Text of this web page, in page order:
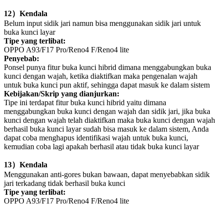
12） Kendala
Belum input sidik jari namun bisa menggunakan sidik jari untuk
buka kunci layar
Tipe yang terlibat:
OPPO A93/F17 Pro/Reno4 F/Reno4 lite
Penyebab:
Ponsel punya fitur buka kunci hibrid dimana menggabungkan buka
kunci dengan wajah, ketika diaktifkan maka pengenalan wajah
untuk buka kunci pun aktif, sehingga dapat masuk ke dalam sistem
Kebijakan/Skrip yang dianjurkan:
Tipe ini terdapat fitur buka kunci hibrid yaitu dimana
menggabungkan buka kunci dengan wajah dan sidik jari, jika buka
kunci dengan wajah telah diaktifkan maka buka kunci dengan wajah
berhasil buka kunci layar sudah bisa masuk ke dalam sistem, Anda
dapat coba menghapus identifikasi wajah untuk buka kunci,
kemudian coba lagi apakah berhasil atau tidak buka kunci layar
13） Kendala
Menggunakan anti-gores bukan bawaan, dapat menyebabkan sidik
jari terkadang tidak berhasil buka kunci
Tipe yang terlibat:
OPPO A93/F17 Pro/Reno4 F/Reno4 lite